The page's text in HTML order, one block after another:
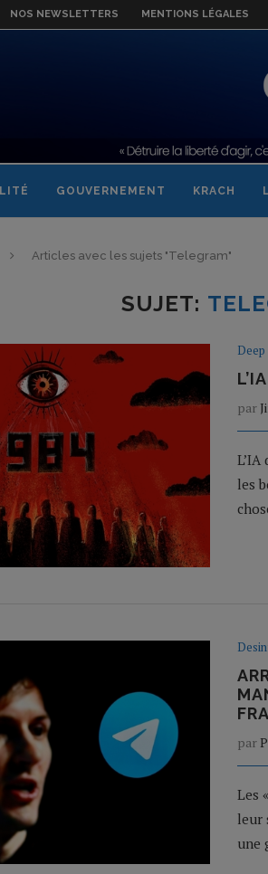
NOS NEWSLETTERS MENTIONS LÉGALES
GOUVERNEMENT KRACH
Articles avec les sujets "Telegram"
SUJET:
Deep
par
les
par
Les
leur
une